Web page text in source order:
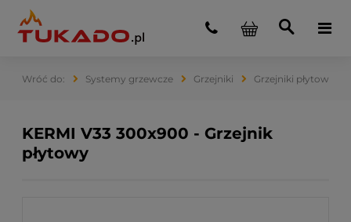
Systemy grzewcze Grzejniki Grzejniki płytowe
KERMI V33 300x900 - Grzejnik
płytowy